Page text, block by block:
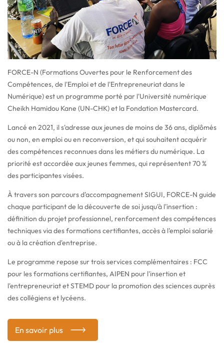
FORCE-N (Formations Ouvertes pour le Renforcement des
Compétences, de l'Emploi et de l'Entrepreneuriat dans le
Numérique) est un programme porté par l'Université numérique
Cheikh Hamidou Kane (UN-CHK) et la Fondation Mastercard.
Lancé en 2021, il s'adresse aux jeunes de moins de 36 ans, diplômés
ou non, en emploi ou en reconversion, et qui souhaitent acquérir
des compétences reconnues dans les métiers du numérique. La
priorité est accordée aux jeunes femmes, qui représentent 70 %
des participantes visées.
À travers son parcours d'accompagnement SIGUI, FORCE-N guide
chaque participant de la découverte de soi jusqu'à l'insertion :
définition du projet professionnel, renforcement des compétences
techniques via des formations certifiantes, accès à l'emploi salarié
ou à la création d'entreprise.
Le programme repose sur trois services complémentaires : FCC
pour les formations certifiantes, AIPEN pour l'insertion et
l'entrepreneuriat et STEMD pour la promotion des sciences auprès
des collégiens et lycéens.
En savoir plus